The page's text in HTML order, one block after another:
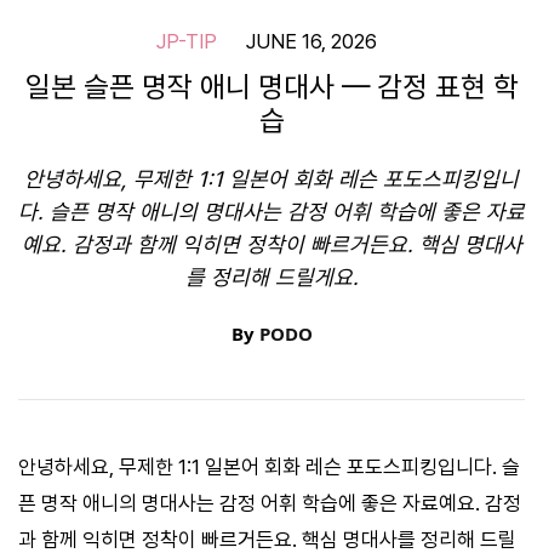
JP-TIP JUNE 16, 2026
일본 슬픈 명작 애니 명대사 — 감정 표현 학
습
안녕하세요, 무제한 1:1 일본어 회화 레슨 포도스피킹입니
다. 슬픈 명작 애니의 명대사는 감정 어휘 학습에 좋은 자료
예요. 감정과 함께 익히면 정착이 빠르거든요. 핵심 명대사
를 정리해 드릴게요.
By PODO
안녕하세요, 무제한 1:1 일본어 회화 레슨 포도스피킹입니다. 슬
픈 명작 애니의 명대사는 감정 어휘 학습에 좋은 자료예요. 감정
과 함께 익히면 정착이 빠르거든요. 핵심 명대사를 정리해 드릴